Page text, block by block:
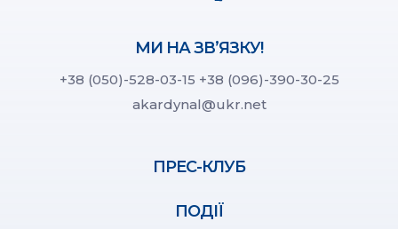
МИ НА ЗВ’ЯЗКУ!
+38 (050)-528-03-15 +38 (096)-390-30-25
akardynal@ukr.net
ПРЕС-КЛУБ
ПОДІЇ